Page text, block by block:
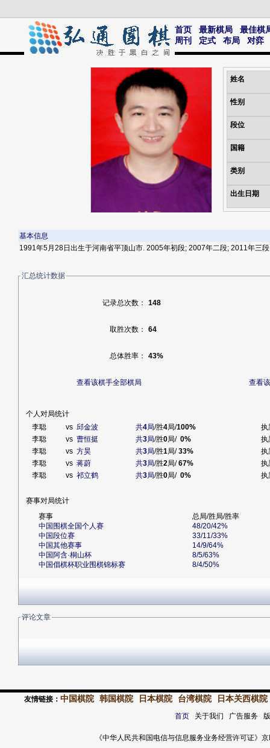
首页 最新棋局
最佳棋
周刊
定式 布局 对弈
姓名
性别
段位
国籍
类别
出生日期
基本信息
1991年5月28日出生于河南省平顶山市. 2005年初段; 2007年二段; 2011年三
汇总统计数据
记录总次数： 148
取胜次数： 64
总体胜率： 43%
查看该棋手全部棋局 查看
个人对局统计
李聪
vs 邱金波 共4局/胜4局/100%
李聪
vs 曹恒挺 共3局/胜0局/0%
李聪
vs 方昊 共3局/胜1局/33%
李聪
vs 蒋蔚 共3局/胜2局/67%
李聪
vs 祁立鹤 共3局/胜0局/0%
赛事对局统计
赛事
总局/胜局/胜率
中国围棋全国个人赛
48/20/42%
中国段位赛
33/11/33%
中国其他赛事
14/9/64%
中国阿含·桐山杯
8/5/63%
中国倡棋杯职业围棋锦标赛
8/4/50%
评论文章
友情链接： 中国棋院 韩国棋院 日本棋院 台湾棋院 日本关西棋院
首页关于我们 广告服务
《中华人民共和国电信与信息服务业务经营许可证